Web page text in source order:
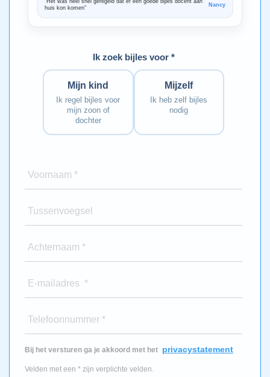
“Het was heel snel geregeld dat er een goede bijles docent aan
huis kon komen”
Nancy
Ik zoek bijles voor *
Mijn kind
Ik regel bijles voor
mijn zoon of
dochter
Mijzelf
Ik heb zelf bijles
nodig
Voornaam *
Tussenvoegsel
Achternaam *
E-mailadres *
Telefoonnummer *
Bij het versturen ga je akkoord met het privacystatement
Velden met een * zijn verplichte velden.